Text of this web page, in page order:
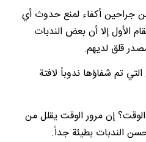
جراحين أكفاء لمنع حدوث أي
الأول إلا أن بعض الندبات
قلق لديهم.
تم شفاؤها ندوباً لافتة
إن مرور الوقت يقلل من
الندبات بطيئة جداً.